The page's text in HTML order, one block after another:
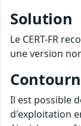
Solution
Le CERT-FR
une version
Il est possible
d'exploitation